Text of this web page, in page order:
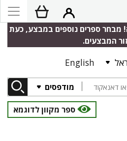
מבחר ספרים נוספים במבצע, כעת
המבצעים.
English
מודפסים
ספר מקוון לדוגמא